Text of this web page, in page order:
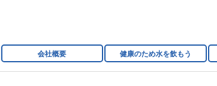
会社概要 健康のため水を飲もう